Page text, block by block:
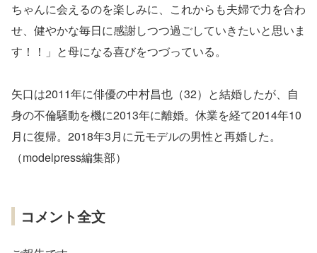
ちゃんに会えるのを楽しみに、これからも夫婦で力を合わ
せ、健やかな毎日に感謝しつつ過ごしていきたいと思いま
す！！」と母になる喜びをつづっている。
矢口は2011年に俳優の中村昌也（32）と結婚したが、自
身の不倫騒動を機に2013年に離婚。休業を経て2014年10
月に復帰。2018年3月に元モデルの男性と再婚した。
（modelpress編集部）
コメント全文